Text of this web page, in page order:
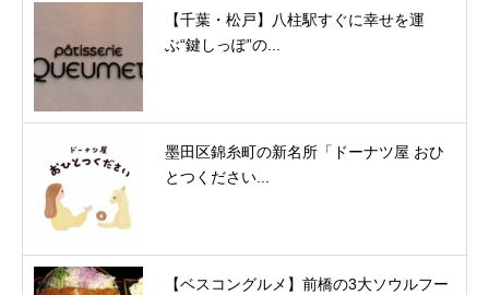
【千葉・松戸】八柱駅すぐに幸せを運
ぶ“鍵しっぽ”の...
墨田区錦糸町の新名所「ドーナツ屋 おひ
とつください...
【ベスコングルメ】前橋の3大ソウルフー